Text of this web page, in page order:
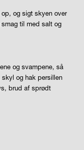
og sigt skyen over
til med salt og
og svampene, så
og hak persillen
brud af sprødt